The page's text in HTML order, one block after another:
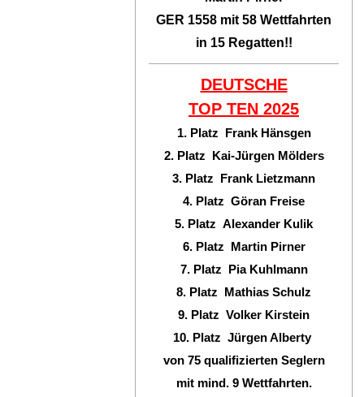
GER 1558 mit 58 Wettfahrten
in 15 Regatten!!
DEUTSCHE
TOP TEN 2025
1. Platz Frank Hänsgen
2. Platz Kai-Jürgen Mölders
3. Platz Frank Lietzmann
4. Platz Göran Freise
5. Platz Alexander Kulik
6. Platz Martin Pirner
7. Platz Pia Kuhlmann
8. Platz Mathias Schulz
9. Platz Volker Kirstein
10. Platz Jürgen Alberty
von 75 qualifizierten Seglern
mit mind. 9 Wettfahrten.